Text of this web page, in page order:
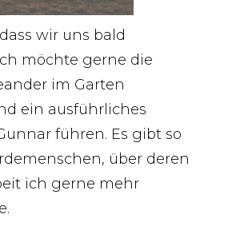
wir uns bald
möchte gerne die
im Garten
ein ausführliches
führen. Es gibt so
über deren
ich gerne mehr